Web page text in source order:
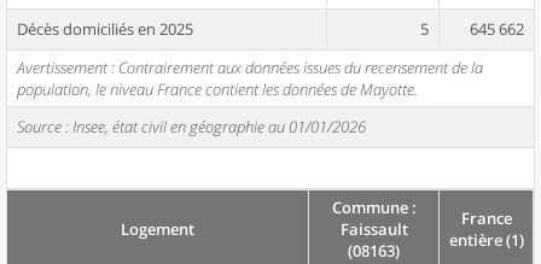
Décès domiciliés en 2025
5
645 662
Avertissement : Contrairement aux données issues du recensement de la
population, le niveau France contient les données de Mayotte.
Source : Insee, état civil en géographie au 01/01/2026
Logement
Commune :
Faissault
(08163)
France
entière (1)